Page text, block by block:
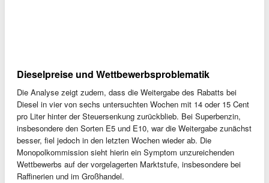
Dieselpreise und Wettbewerbsproblematik
Die Analyse zeigt zudem, dass die Weitergabe des Rabatts bei
Diesel in vier von sechs untersuchten Wochen mit 14 oder 15 Cent
pro Liter hinter der Steuersenkung zurückblieb. Bei Superbenzin,
insbesondere den Sorten E5 und E10, war die Weitergabe zunächst
besser, fiel jedoch in den letzten Wochen wieder ab. Die
Monopolkommission sieht hierin ein Symptom unzureichenden
Wettbewerbs auf der vorgelagerten Marktstufe, insbesondere bei
Raffinerien und im Großhandel.